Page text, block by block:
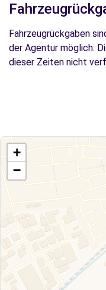
Fahrzeugrückgaben
der Agentur möglich.
dieser Zeiten nicht
+
−